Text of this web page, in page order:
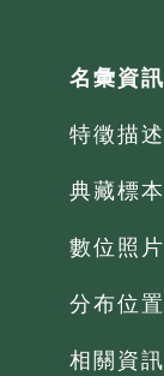
名彙資訊
特徵描述
典藏標本
數位照片
分布位置
相關資訊